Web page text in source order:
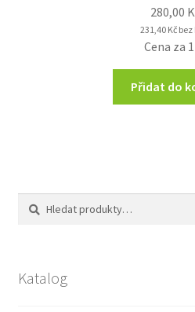
280,00
231,40 Kčbez
Cena za
Přidat do
Hledat:
Hledat
Katalog